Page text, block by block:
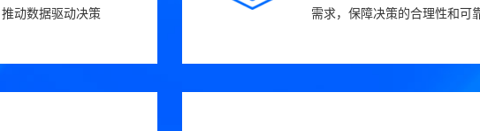
动数据驱动决策
需求，保障决策的合理性和可